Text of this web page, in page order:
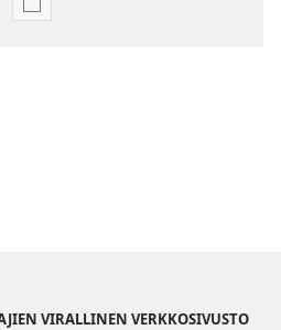
Julkaisujen
VIRALLINEN VERKKOSIVUSTO